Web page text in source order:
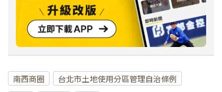
南西商圈
台北市土地使用分區管理自治條例